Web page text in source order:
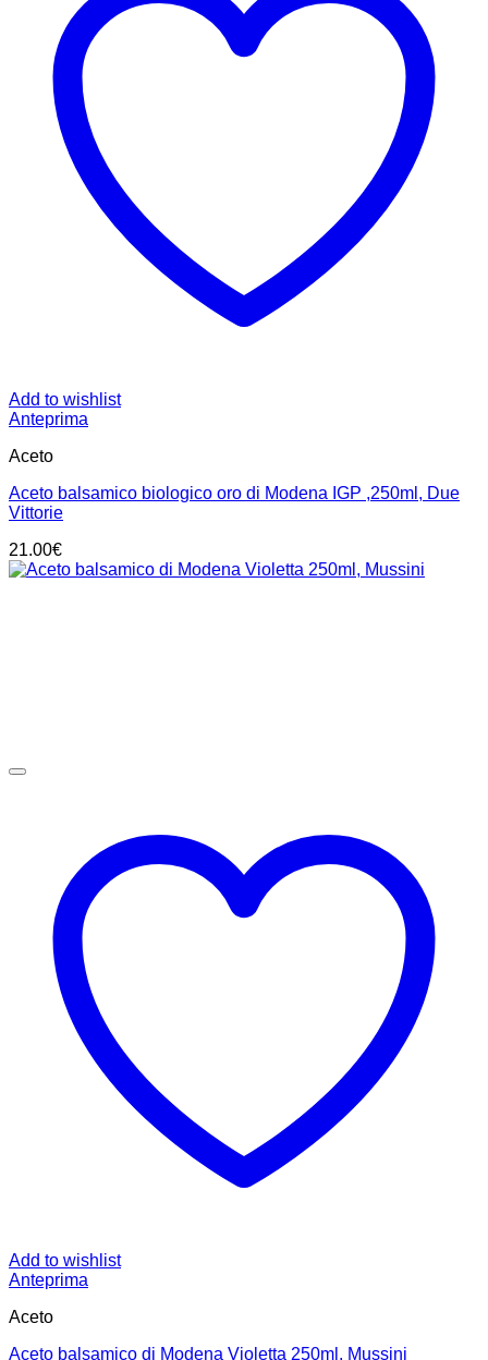
Add to wishlist
Anteprima
Aceto
Aceto balsamico biologico oro di Modena IGP ,250ml, Due
Vittorie
21.00€
Add to wishlist
Anteprima
Aceto
Aceto balsamico di Modena Violetta 250ml, Mussini